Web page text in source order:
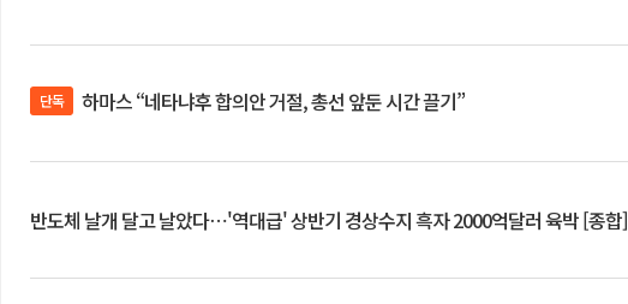
단독 하마스 “네타냐후 합의안 거절, 총선 앞둔 시간 끌기”
반도체 날개 달고 날았다⋯'역대급' 상반기 경상수지 흑자 2000억달러 육박 [종합]